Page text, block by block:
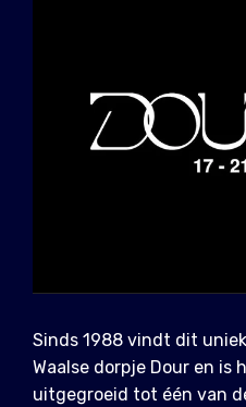
Sinds 1988 vindt dit
Waalse dorpje Dour en is
uitgegroeid tot één van